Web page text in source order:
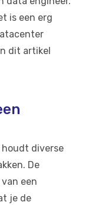
is een erg
dit artikel
diverse
De
een
je de